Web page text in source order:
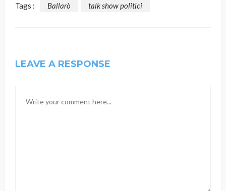
Tags : Ballarò talk show politici
LEAVE A RESPONSE